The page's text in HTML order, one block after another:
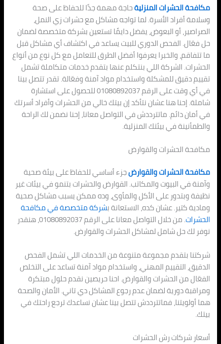
مكافحة الحشرات المنزليةحاجة مهمة جدًا للحفاظ على صحة
وسلامة أفراد الأسرة. لما تواجه مشاكل مع حشرات زي النمل،
الصراصير، أو البعوض، يفضل دايمًا تستعين بشركة متخصصة لضمان
حل فعّال. الفحص الدوري للبيت يساعد في اكتشاف أي مشاكل قبل
ما تتفاقم، والخبرا يعرفوا أفضل الطرق للتعامل مع كل نوع من أنواع
الحشرات. الشركة اللي بنتكلم عنها بتقدم خدمات متكاملة تشمل
تقييم دقيق للمشكلة واستخدام مواد آمنة وفعّالة. تقدر تتصل بينا
في أي وقت على الرقم 01080892037 للحصول على استشارة
شاملة. إحنا هنا عشان نتأكد إن بيتك خالي من الحشرات وأفراد أسرتك
في أمان دائم. ماتترددش في التواصل معانا، إحنا نضمن لك الراحة
والطمأنينة في بيئتك المنزلية.
مكافحة الحشرات والقوارض
مكافحة الحشرات والقوارضجزء أساسي للحفاظ على بيئة صحية
وآمنة في البيوت والمكاتب. القوارض والحشرات بتنمو في بيئات غير
نظيفة وبتدور على الأكل والمأوى، وده ممكن يسبب مشاكل صحية
ومادية كتير. عشان كده، الاستعانة بشركة متخصصة في مكافحة
الحشرات
. من خلال التواصل معانا على الرقم 01080892037، هنقدر
نوفر لك حل شامل لمشاكل الحشرات والقوارض.
شركتنا بتقدم مجموعة متنوعة من الخدمات اللي تشمل الفحص
الدقيق، التقييم المهني، واستخدام مواد آمنة تساعد على التخلص
الفعّال من الحشرات والقوارض. احنا حريصين نقدم حلول مبتكرة
ومراقبة دورية لضمان عدم رجوع المشاكل دي تاني. الأمان والصحة
هما أولويتنا، فماتترددش تتصل بينا عشان نساعدك ترجع راحتك في
بيتك.
أسعار شركات رش الحشرات